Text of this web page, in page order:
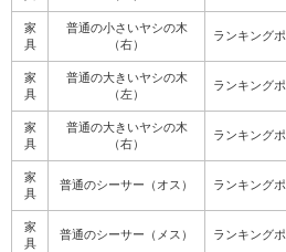
家
具
普通の小さいヤシの木
（右）
ランキング
家
具
普通の大きいヤシの木
（左）
ランキング
家
具
普通の大きいヤシの木
（右）
ランキング
家
具
普通のシーサー（オス） ランキング
家
具
普通のシーサー（メス） ランキング